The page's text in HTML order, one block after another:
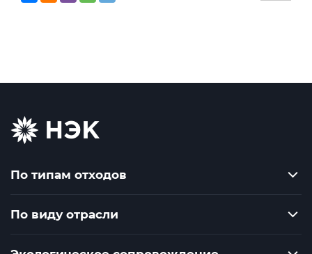
По типам отходов
По виду отрасли